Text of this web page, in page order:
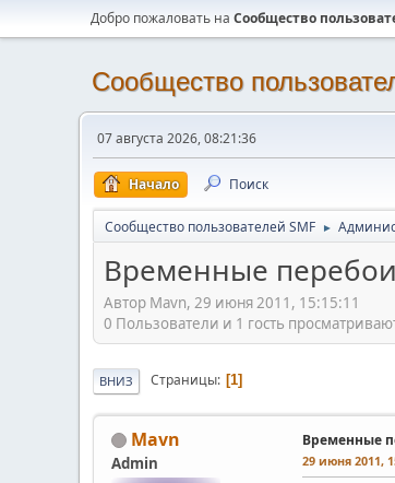
Добро пожаловать на Cообщество
Cообщество
07 августа 2026, 08:21:36
Начало Поиск
Cообщество пользователей SMF ►
Временные
Автор Mavn, 29 июня 2011, 15:15:11
0 Пользователи и 1 гость
ВНИЗ Страницы 1
Mavn
Admin
Временные
29 июня 2011,